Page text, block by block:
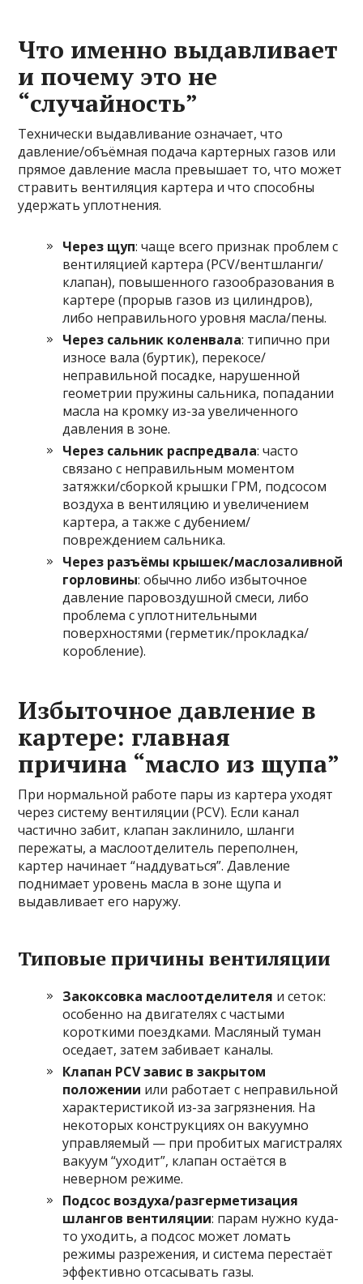
Что именно выдавливает
и почему это не
“случайность”
Технически выдавливание означает, что
давление/объёмная подача картерных газов или
прямое давление масла превышает то, что может
стравить вентиляция картера и что способны
удержать уплотнения.
Через щуп: чаще всего признак проблем с
вентиляцией картера (PCV/вентшланги/
клапан), повышенного газообразования в
картере (прорыв газов из цилиндров),
либо неправильного уровня масла/пены.
Через сальник коленвала: типично при
износе вала (буртик), перекосе/
неправильной посадке, нарушенной
геометрии пружины сальника, попадании
масла на кромку из-за увеличенного
давления в зоне.
Через сальник распредвала: часто
связано с неправильным моментом
затяжки/сборкой крышки ГРМ, подсосом
воздуха в вентиляцию и увеличением
картера, а также с дубением/
повреждением сальника.
Через разъёмы крышек/маслозаливной
горловины: обычно либо избыточное
давление паровоздушной смеси, либо
проблема с уплотнительными
поверхностями (герметик/прокладка/
коробление).
Избыточное давление в
картере: главная
причина “масло из щупа”
При нормальной работе пары из картера уходят
через систему вентиляции (PCV). Если канал
частично забит, клапан заклинило, шланги
пережаты, а маслоотделитель переполнен,
картер начинает “наддуваться”. Давление
поднимает уровень масла в зоне щупа и
выдавливает его наружу.
Типовые причины вентиляции
Закоксовка маслоотделителя и сеток:
особенно на двигателях с частыми
короткими поездками. Масляный туман
оседает, затем забивает каналы.
Клапан PCV завис в закрытом
положении или работает с неправильной
характеристикой из-за загрязнения. На
некоторых конструкциях он вакуумно
управляемый — при пробитых магистралях
вакуум “уходит”, клапан остаётся в
неверном режиме.
Подсос воздуха/разгерметизация
шлангов вентиляции: парам нужно куда-
то уходить, а подсос может ломать
режимы разрежения, и система перестаёт
эффективно отсасывать газы.